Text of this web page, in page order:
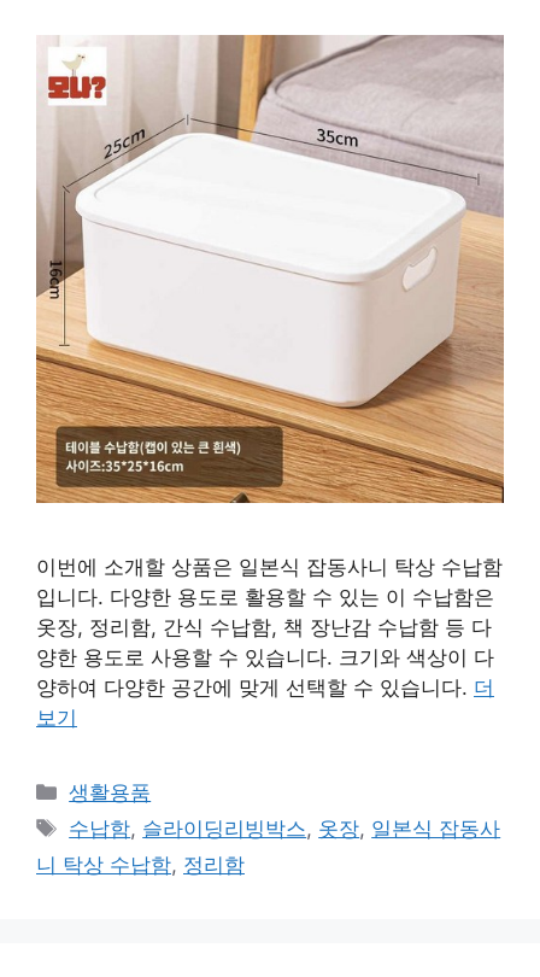
이번에 소개할 상품은 일본식 잡동사니 탁상 수납함
입니다. 다양한 용도로 활용할 수 있는 이 수납함은
옷장, 정리함, 간식 수납함, 책 장난감 수납함 등 다
양한 용도로 사용할 수 있습니다. 크기와 색상이 다
양하여 다양한 공간에 맞게 선택할 수 있습니다. 더
보기
카
테
고
리
생활용품
태
그
수납함, 슬라이딩리빙박스, 옷장, 일본식 잡동사
니 탁상 수납함, 정리함